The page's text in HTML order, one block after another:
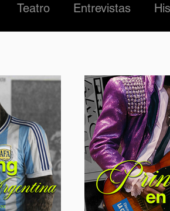
Teatro Entrevistas
MÚSICA